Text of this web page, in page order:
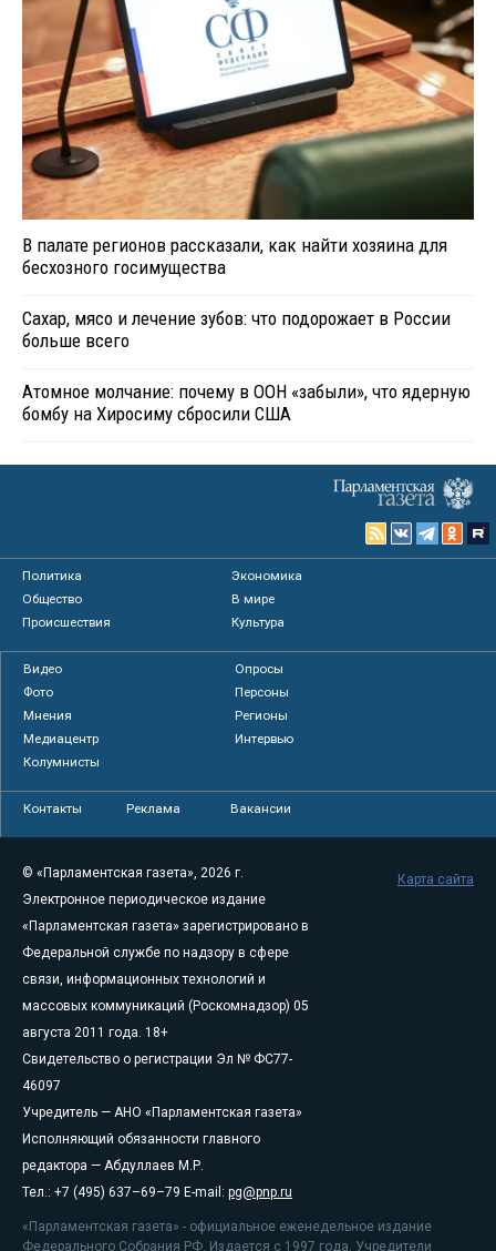
В палате регионов рассказали, как найти хозяина для
бесхозного госимущества
Сахар, мясо и лечение зубов: что подорожает в России
больше всего
Атомное молчание: почему в ООН «забыли», что ядерную
бомбу на Хиросиму сбросили США
Политика
Экономика
Общество
В мире
Происшествия
Культура
Видео
Опросы
Фото
Персоны
Мнения
Регионы
Медиацентр
Интервью
Колумнисты
Контакты Реклама Вакансии
© «Парламентская газета», 2026 г.
Электронное периодическое издание
«Парламентская газета» зарегистрировано в
Федеральной службе по надзору в сфере
связи, информационных технологий и
массовых коммуникаций (Роскомнадзор) 05
августа 2011 года. 18+
Свидетельство о регистрации Эл № ФС77-
46097
Учредитель — АНО «Парламентская газета»
Исполняющий обязанности главного
редактора — Абдуллаев М.Р.
Тел.: +7 (495) 637–69–79 E-mail: pg@pnp.ru
«Парламентская газета» - официальное еженедельное издание
Федерального Собрания РФ. Издается с 1997 года. Учредители
Карта сайта